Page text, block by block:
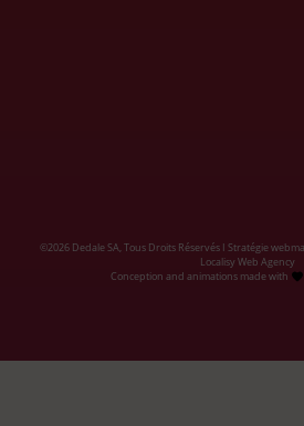
©2026 Dedale SA, Tous Droits Réservés I Stratégie
Localisy Web Agency
Conception and animations made with